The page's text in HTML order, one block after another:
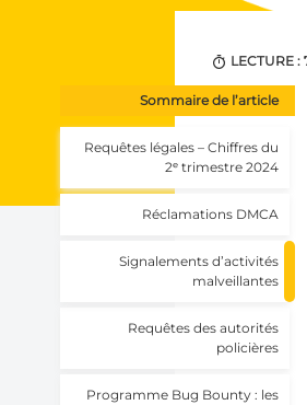
LECTURE :
Sommaire de l’article
Requêtes légales – Chiffres du
2ᵉ trimestre 2024
Réclamations DMCA
Signalements d’activités
malveillantes
Requêtes des autorités
policières
Programme Bug Bounty : les